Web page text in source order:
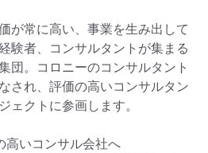
が常に高い、事業を生み出して
験者、コンサルタントが集まる
団。コロニーのコンサルタント
され、評価の高いコンサルタン
ェクトに参画します。
高いコンサル会社へ